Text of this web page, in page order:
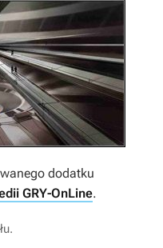
dodatku
GRY-OnLine.